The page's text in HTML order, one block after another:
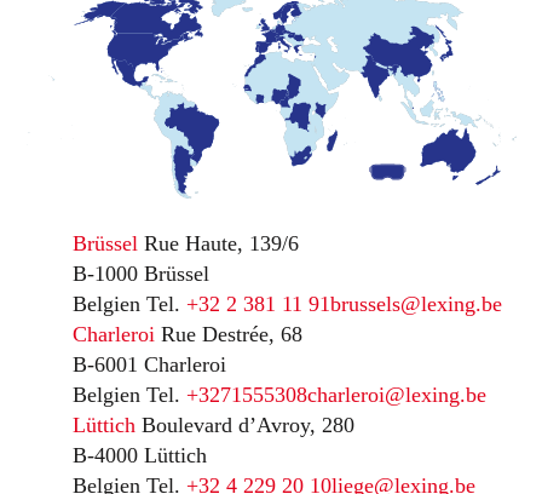
Brüssel Rue Haute, 139/6
B-1000 Brüssel
Belgien Tel. +32 2 381 11 91brussels@lexing.be
Charleroi Rue Destrée, 68
B-6001 Charleroi
Belgien Tel. +3271555308charleroi@lexing.be
Lüttich Boulevard d’Avroy, 280
B-4000 Lüttich
Belgien Tel. +32 4 229 20 10liege@lexing.be